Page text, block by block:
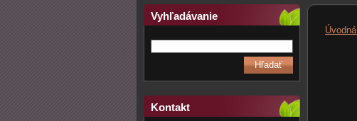
Vyhľadávanie
Kontakt